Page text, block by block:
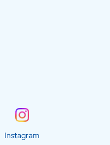
Instagram